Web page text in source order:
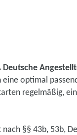
Deutsche
optimal
regelmäßig,
§§ 43b, 53b,